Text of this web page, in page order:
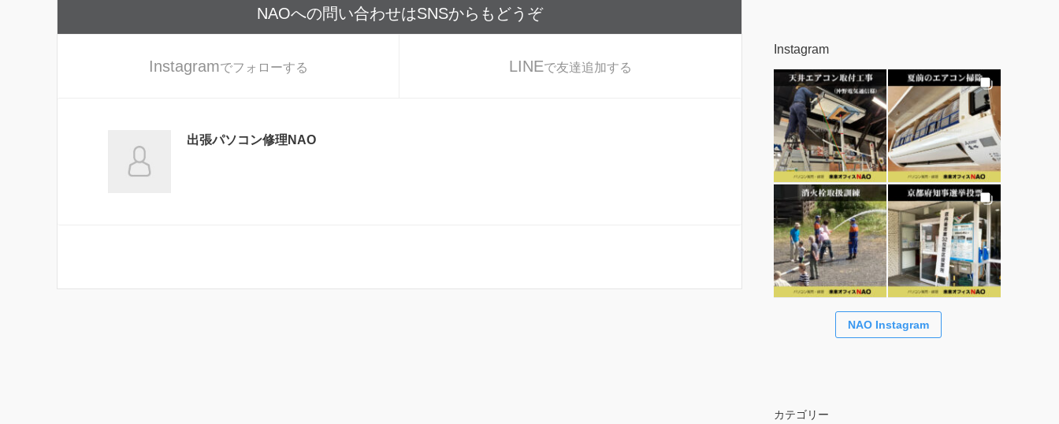
NAOへの問い合わせはSNSからもどうぞ
Instagramでフォローする LINEで友達追加する
出張パソコン修理NAO
Instagram
NAO Instagram
カテゴリー